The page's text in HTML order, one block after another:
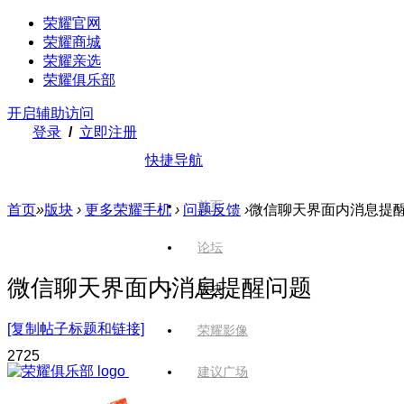
荣耀官网
荣耀商城
荣耀亲选
荣耀俱乐部
开启辅助访问
登录 / 立即注册
快捷导航
首页
论坛
版块
荣耀影像
建议广场
首页»版块 › 更多荣耀手机 › 问题反馈 ›微信聊天界面内消息提
微信聊天界面内消息提醒问题
[复制帖子标题和链接]
2725